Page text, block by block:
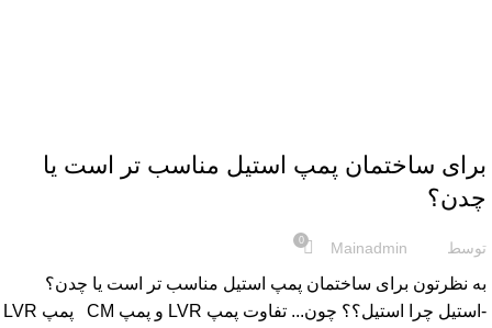
برای ساختمان پمپ استیل مناسب تر است یا
چدن؟
توسط Mainadmin
0
به نظرتون برای ساختمان پمپ استیل مناسب تر است یا چدن؟
-استیل چرا استیل؟؟ چون... تفاوت پمپ LVR و پمپ CM پمپ LVR